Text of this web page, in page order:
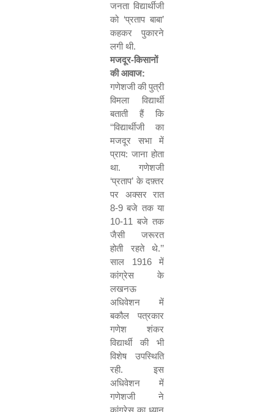
जनता विद्यार्थीजी
को ‘प्रताप बाबा’
कहकर पुकारने
लगी थी.
मजदूर-किसानों
की आवाज:
गणेशजी की पुत्री
विमला विद्यार्थी
बताती हैं कि
‘‘विद्यार्थीजी का
मजदूर सभा में
प्राय: जाना होता
था. गणेशजी
‘प्रताप’ के दफ़्तर
पर अक्सर रात
8-9 बजे तक या
10-11 बजे तक
जैसी जरूरत
होती रहते थे.’’
साल 1916में
कांग्रेस के
लखनऊ
अधिवेशन में
बकौल पत्रकार
गणेश शंकर
विद्यार्थी की भी
विशेष उपस्थिति
रही. इस
अधिवेशन में
गणेशजी ने
कांग्रेस का ध्यान